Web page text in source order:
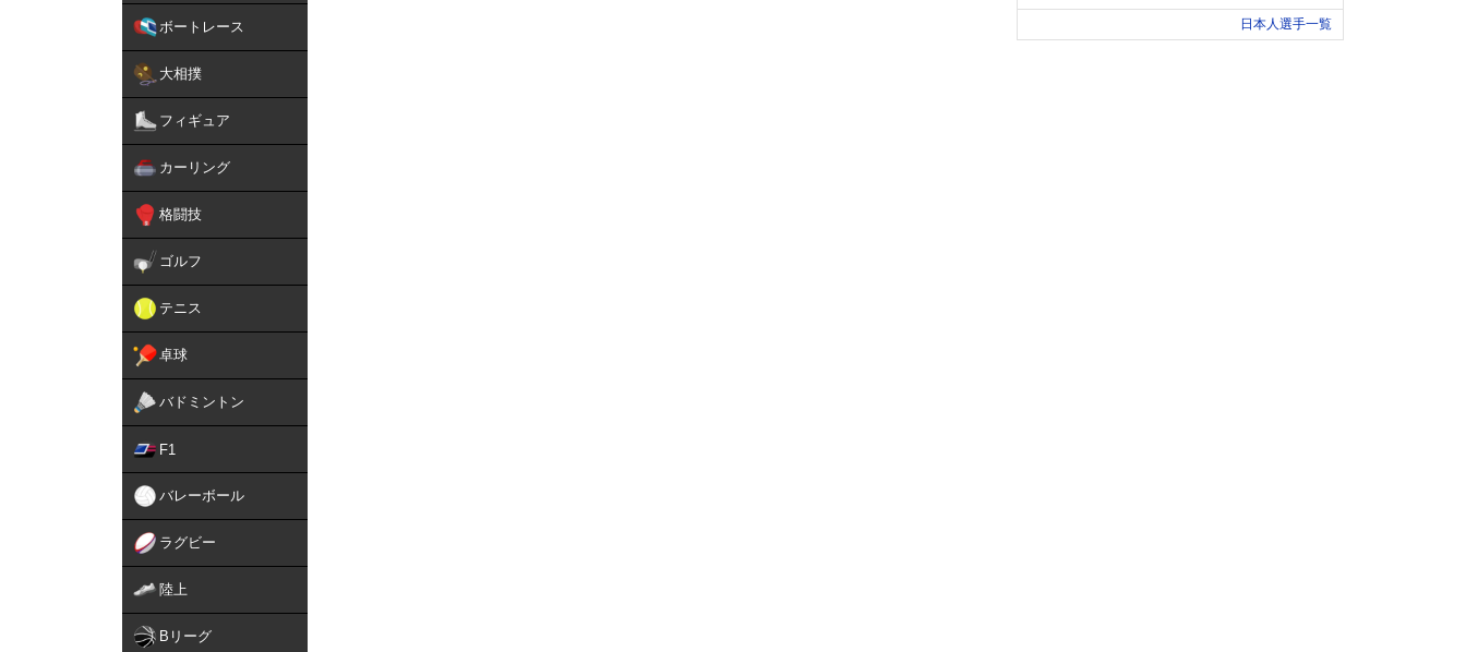
ボートレース
大相撲
フィギュア
カーリング
格闘技
ゴルフ
テニス
卓球
バドミントン
F1
バレーボール
ラグビー
陸上
Bリーグ
日本人選手一覧